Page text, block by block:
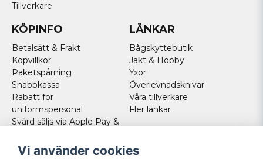
Tillverkare
KÖPINFO
Betalsätt & Frakt
Köpvillkor
Paketspårning
Snabbkassa
Rabatt för
uniformspersonal
Svärd säljs via Apple Pay &
Norska kunder
LÄNKAR
Bågskyttebutik
Jakt & Hobby
Yxor
Överlevnadsknivar
Våra tillverkare
Fler länkar
Vi använder cookies